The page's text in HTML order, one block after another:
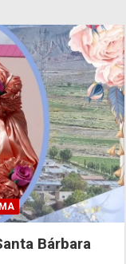
Bárbara